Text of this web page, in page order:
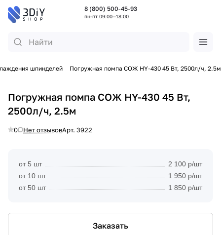
8 (800) 500-45-93
пн-пт 09:00—18:00
шпинделей Погружная помпа СОЖ HY-430 45 Вт, 2500л/ч, 2.5м
Погружная помпа СОЖ HY-430 45 Вт,
2500л/ч, 2.5м
0 Нет отзывовАрт. 3922
от 5 шт
2 100 р/шт
от 10 шт
1 950 р/шт
от 50 шт
1 850 р/шт
Заказать